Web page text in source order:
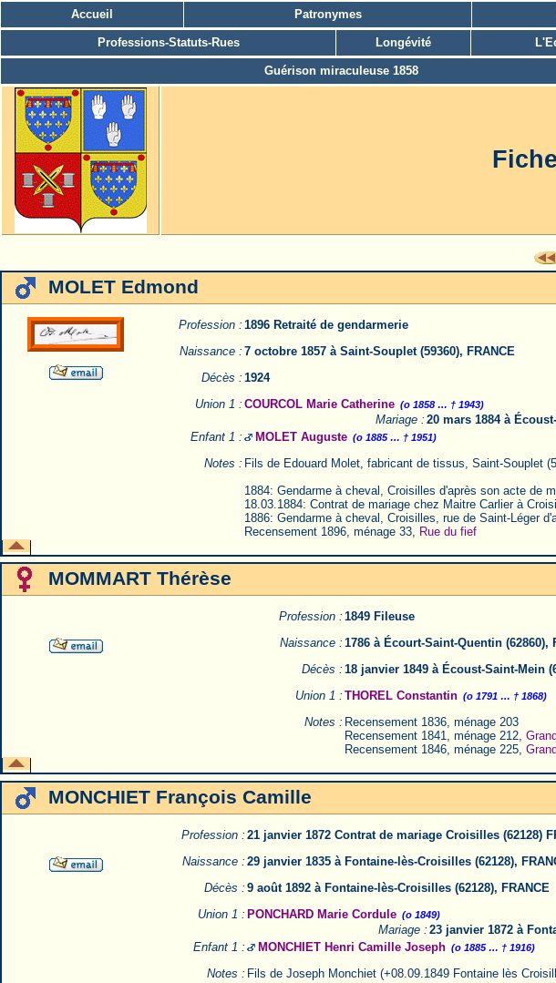
Accueil Patronymes
Professions-Statuts-Rues Longévité
Guérison miraculeuse 1858
MOLET Edmond
Profession : 1896 Retraité de gendarmerie
Naissance : 7 octobre 1857 à Saint-Souplet (59360), FRANCE
Décès : 1924
Union 1 : COURCOL Marie Catherine (o 1858 … † 1943)
Mariage : 20 mars 1884 à
Enfant 1 :
MOLET Auguste (o 1885 … † 1951)
Notes : Fils de Edouard Molet, fabricant de tissus, Saint-Souplet
1884: Gendarme à cheval, Croisilles d'après son acte de
18.03.1884: Contrat de mariage chez Maitre Carlier à
1886: Gendarme à cheval, Croisilles, rue de Saint-Léger
Recensement 1896, ménage 33, Rue du fief
MOMMART Thérèse
Profession : 1849 Fileuse
Naissance : 1786 à Écourt-Saint-Quentin (62860),
Décès : 18 janvier 1849 à Écoust-Saint-Mein
Union 1 : THOREL Constantin (o 1791 … † 1868)
Notes : Recensement 1836, ménage 203
Recensement 1841, ménage 212,
Recensement 1846, ménage 225,
MONCHIET François Camille
Profession : 21 janvier 1872 Contrat de mariage Croisilles (62128)
Naissance : 29 janvier 1835 à Fontaine-lès-Croisilles (62128),
Décès : 9 août 1892 à Fontaine-lès-Croisilles (62128), FRANCE
Union 1 : PONCHARD Marie Cordule (o 1849)
Mariage : 23 janvier 1872 à
Enfant 1 :
MONCHIET Henri Camille Joseph (o 1885 … † 1916)
Notes : Fils de Joseph Monchiet (+08.09.1849 Fontaine lès